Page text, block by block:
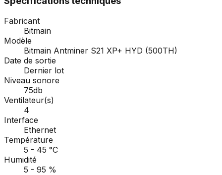
Fabricant
Bitmain
Modèle
Bitmain Antminer S21 XP+ HYD (500TH)
Date de sortie
Dernier lot
Niveau sonore
75db
Ventilateur(s)
4
Interface
Ethernet
Température
5 - 45 °C
Humidité
5 - 95 %